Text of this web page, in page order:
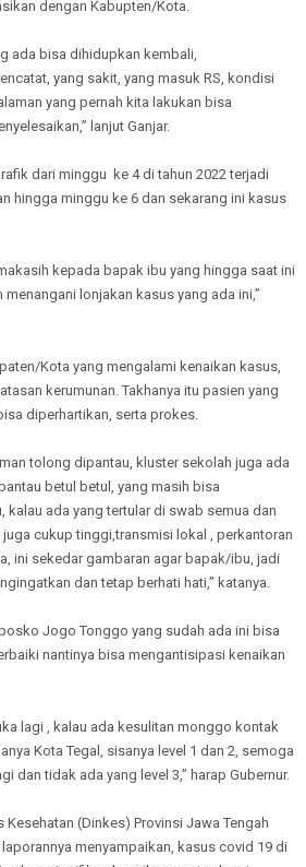
dengan Kabupten/Kota.
ada bisa dihidupkan kembali,
yang sakit, yang masuk RS, kondisi
yang pernah kita lakukan bisa
lanjut Ganjar.
dari minggu ke 4 di tahun 2022 terjadi
hingga minggu ke 6 dan sekarang ini kasus
kepada bapak ibu yang hingga saat ini
lonjakan kasus yang ada ini,”
Kota yang mengalami kenaikan kasus,
kerumunan. Takhanya itu pasien yang
diperhartikan, serta prokes.
tolong dipantau, kluster sekolah juga ada
betul betul, yang masih bisa
kalau ada yang tertular di swab semua dan
cukup tinggi,transmisi lokal , perkantoran
ini sekedar gambaran agar bapak/ibu, jadi
dan tetap berhati hati,” katanya.
Jogo Tonggo yang sudah ada ini bisa
nantinya bisa mengantisipasi kenaikan
lagi , kalau ada kesulitan monggo kontak
Kota Tegal, sisanya level 1 dan 2, semoga
dan tidak ada yang level 3,” harap Gubernur.
Kesehatan (Dinkes) Provinsi Jawa Tengah
menyampaikan, kasus covid 19 di